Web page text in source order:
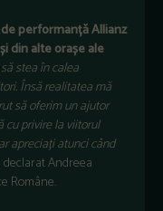
performanță Allianz
din alte orașe ale
stea în calea
Însă realitatea mă
să oferim un ajutor
cu privire la viitorul
apreciați atunci când
declarat Andreea
Române.